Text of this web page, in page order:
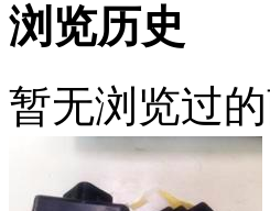
浏览历史
暂无浏览过